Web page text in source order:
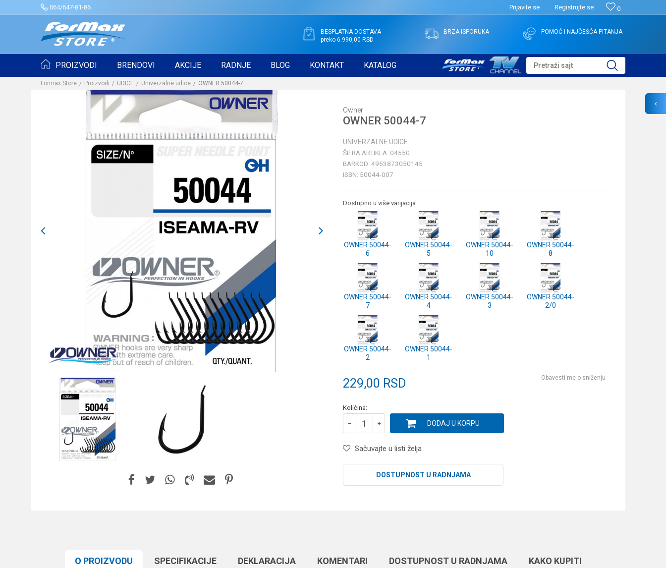
064/647-81-86 0
Prijavite se Registrujte se
BESPLATNA DOSTAVA
preko 6.990,00 RSD
BRZA ISPORUKA POMOĆ I NAJČEŠĆA PITANJA
PROIZVODI BRENDOVI AKCIJE RADNJE BLOG KONTAKT KATALOG Pretraži sajt
Formax Store Proizvodi UDICE Univerzalne udice OWNER 50044-7
Owner
OWNER 50044-7
UNIVERZALNE UDICE
ŠIFRA ARTIKLA: 04550
BARKOD: 4953873050145
ISBN: 50044-007
Dostupno u više varijacija:
OWNER 50044-
6
OWNER 50044-
5
OWNER 50044-
10
OWNER 50044-
8
OWNER 50044-
7
OWNER 50044-
4
OWNER 50044-
3
OWNER 50044-
2/0
OWNER 50044-
2
OWNER 50044-
1
229,00 RSD Obavesti me o sniženju
Količina:
DODAJ U KORPU
Sačuvajte u listi želja
DOSTUPNOST U RADNJAMA
O PROIZVODU SPECIFIKACIJЕ DEKLARACIJA KOMENTARI DOSTUPNOST U RADNJAMA KAKO KUPITI